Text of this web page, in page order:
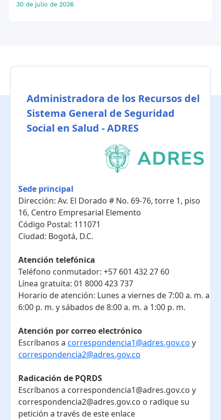
30 de julio de 2026
Administradora de los Recursos del
Sistema General de Seguridad
Social en Salud - ADRES
Sede principal
Dirección: Av. El Dorado # No. 69-76, torre 1, piso
16, Centro Empresarial Elemento
Código Postal: 111071
Ciudad: Bogotá, D.C.
Atención telefónica
Teléfono conmutador: +57 601 432 27 60
Línea gratuita: 01 8000 423 737
Horario de atención: Lunes a viernes de 7:00 a. m. a
6:00 p. m. y sábados de 8:00 a. m. a 1:00 p. m.
Atención por correo electrónico
Escríbanos a correspondencia1@adres.gov.co y
correspondencia2@adres.gov.co
Radicación de PQRDS
Escríbanos a correspondencia1@adres.gov.co y
correspondencia2@adres.gov.co o radique su
petición a través de este enlace